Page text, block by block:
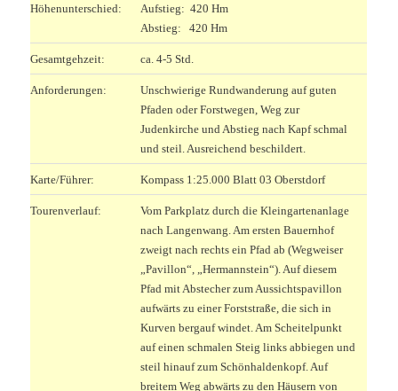
Höhenunterschied:
Aufstieg: 420 Hm
Abstieg: 420 Hm
Gesamtgehzeit: ca. 4-5 Std.
Anforderungen:
Unschwierige Rundwanderung auf guten
Pfaden oder Forstwegen, Weg zur
Judenkirche und Abstieg nach Kapf schmal
und steil. Ausreichend beschildert.
Karte/Führer: Kompass 1:25.000 Blatt 03 Oberstdorf
Tourenverlauf:
Vom Parkplatz durch die Kleingartenanlage
nach Langenwang. Am ersten Bauernhof
zweigt nach rechts ein Pfad ab (Wegweiser
„Pavillon“, „Hermannstein“). Auf diesem
Pfad mit Abstecher zum Aussichtspavillon
aufwärts zu einer Forststraße, die sich in
Kurven bergauf windet. Am Scheitelpunkt
auf einen schmalen Steig links abbiegen und
steil hinauf zum Schönhaldenkopf. Auf
breitem Weg abwärts zu den Häusern von